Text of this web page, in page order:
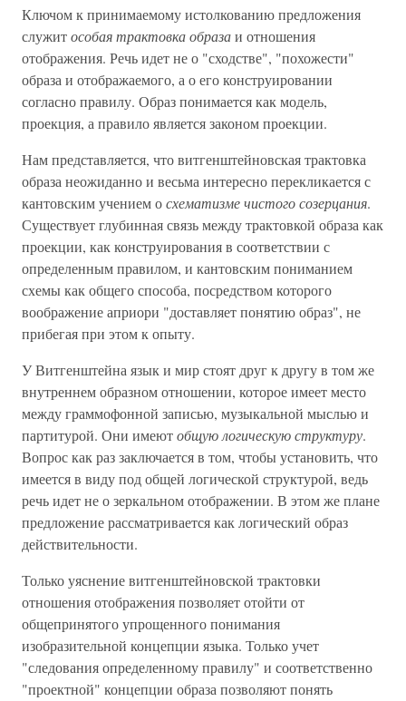
Ключом к принимаемому истолкованию предложения
служитособая трактовка образаи отношения
отображения. Речь идет не о "сходстве", "похожести"
образа и отображаемого, а о его конструировании
согласно правилу. Образ понимается как модель,
проекция, а правило является законом проекции.
Нам представляется, что витгенштейновская трактовка
образа неожиданно и весьма интересно перекликается с
кантовским учением осхематизме чистого созерцания.
Существует глубинная связь между трактовкой образа как
проекции, как конструирования в соответствии с
определенным правилом, и кантовским пониманием
схемы как общего способа, посредством которого
воображение априори "доставляет понятию образ", не
прибегая при этом к опыту.
У Витгенштейна язык и мир стоят друг к другу в том же
внутреннем образном отношении, которое имеет место
между граммофонной записью, музыкальной мыслью и
партитурой. Они имеютобщую логическую структуру.
Вопрос как раз заключается в том, чтобы установить, что
имеется в виду под общей логической структурой, ведь
речь идет не о зеркальном отображении. В этом же плане
предложение рассматривается как логический образ
действительности.
Только уяснение витгенштейновской трактовки
отношения отображения позволяет отойти от
общепринятого упрощенного понимания
изобразительной концепции языка. Только учет
"следования определенному правилу" и соответственно
"проектной" концепции образа позволяют понять